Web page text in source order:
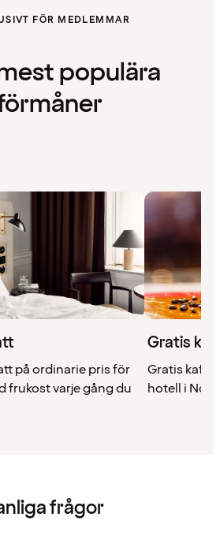
FÖR MEDLEMMAR
populära
på ordinarie pris för
frukost varje gång du
Gratis
Gratis kaffe
hotell i
frågor